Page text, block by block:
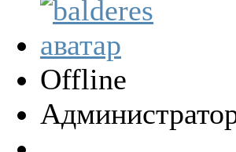
Offline